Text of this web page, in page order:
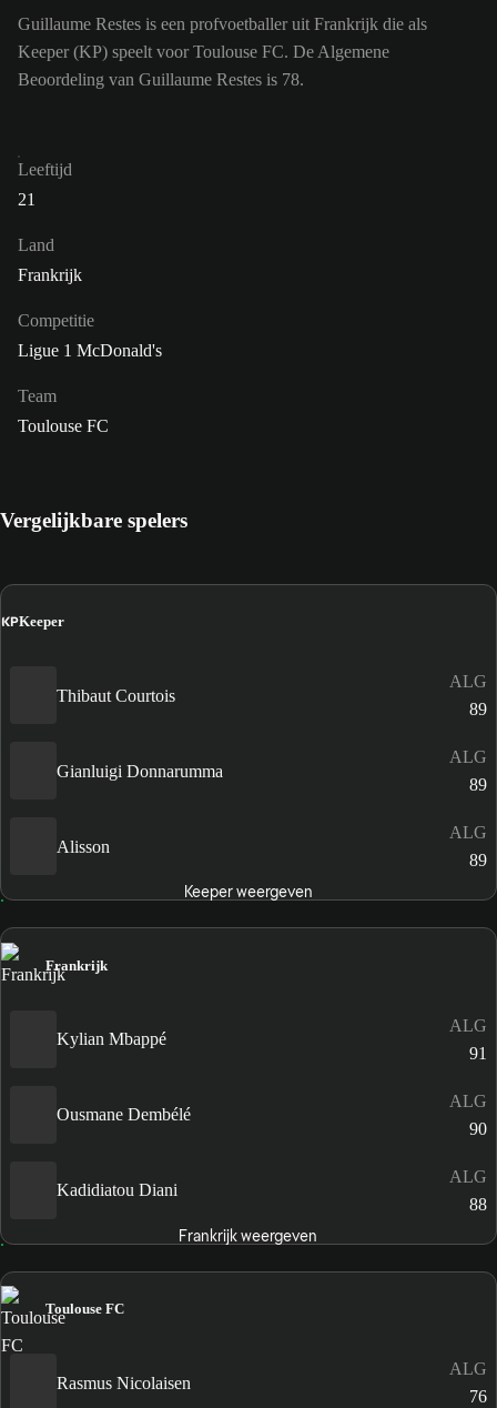
Guillaume Restes is een profvoetballer uit Frankrijk die als
Keeper (KP) speelt voor Toulouse FC. De Algemene
Beoordeling van Guillaume Restes is 78.
Leeftijd
21
Land
Frankrijk
Competitie
Ligue 1 McDonald's
Team
Toulouse FC
Vergelijkbare spelers
KPKeeper
Thibaut Courtois
ALG
89
Gianluigi Donnarumma
ALG
89
Alisson
ALG
89
Keeper weergeven
Frankrijk
Kylian Mbappé
ALG
91
Ousmane Dembélé
ALG
90
Kadidiatou Diani
ALG
88
Frankrijk weergeven
Toulouse FC
Rasmus Nicolaisen
ALG
76